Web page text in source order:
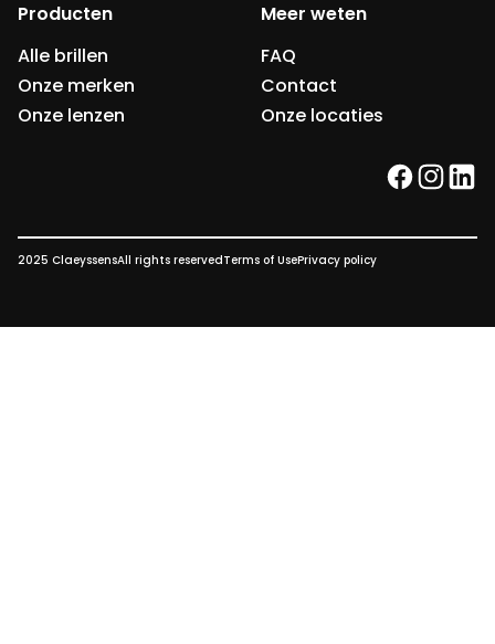
Producten
Alle brillen
Onze merken
Onze lenzen
Meer weten
FAQ
Contact
Onze locaties
facebook
2025 ClaeyssensAll rights reservedTerms of UsePrivacy policy